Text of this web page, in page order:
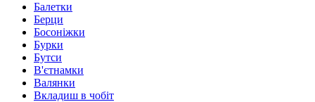
Балетки
Берци
Босоніжки
Бурки
Бутси
В'єтнамки
Валянки
Вкладиш в чобіт